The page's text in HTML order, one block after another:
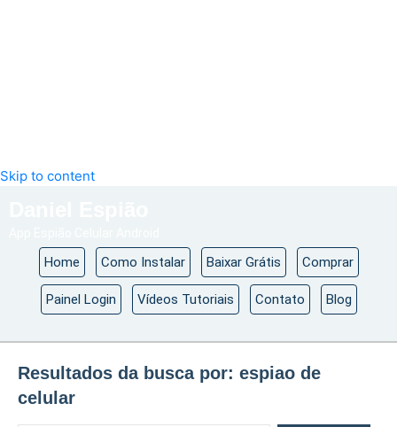
Skip to content
Home Como Instalar Baixar Grátis Comprar
Painel Login Vídeos Tutoriais Contato Blog
Resultados da busca por: espiao de
celular